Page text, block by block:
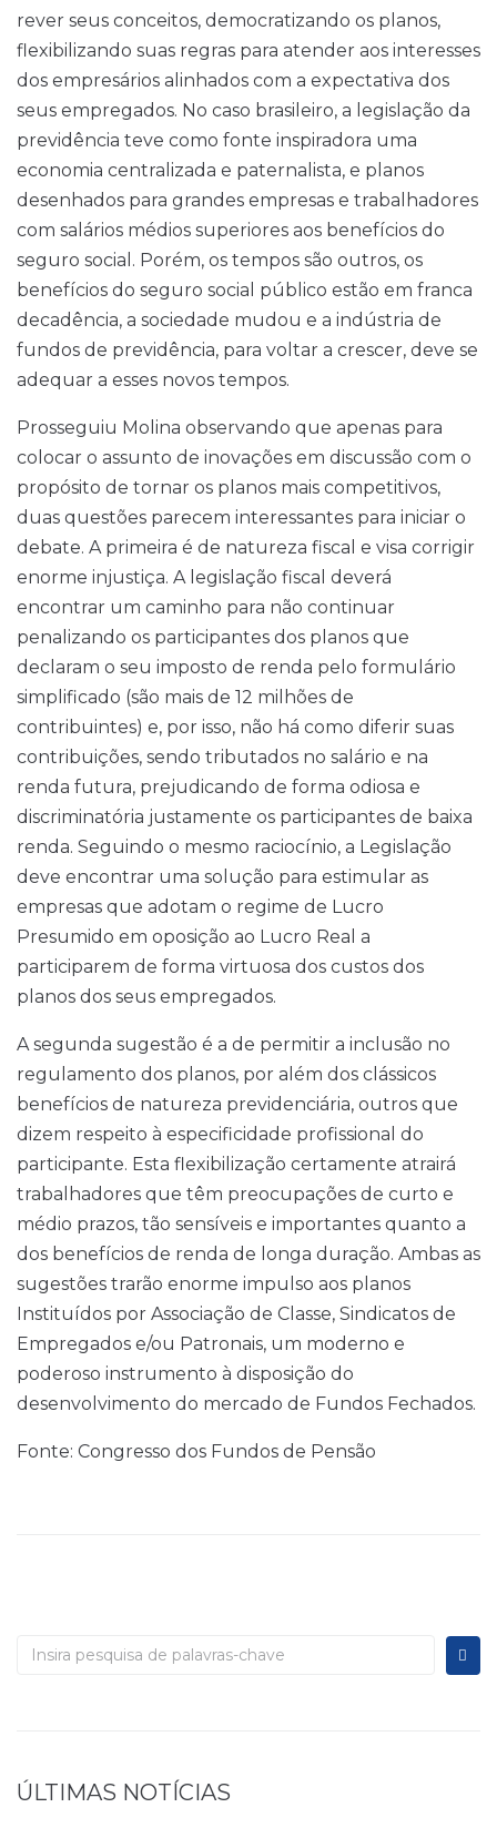
rever seus conceitos, democratizando os planos,
flexibilizando suas regras para atender aos interesses
dos empresários alinhados com a expectativa dos
seus empregados. No caso brasileiro, a legislação da
previdência teve como fonte inspiradora uma
economia centralizada e paternalista, e planos
desenhados para grandes empresas e trabalhadores
com salários médios superiores aos benefícios do
seguro social. Porém, os tempos são outros, os
benefícios do seguro social público estão em franca
decadência, a sociedade mudou e a indústria de
fundos de previdência, para voltar a crescer, deve se
adequar a esses novos tempos.
Prosseguiu Molina observando que apenas para
colocar o assunto de inovações em discussão com o
propósito de tornar os planos mais competitivos,
duas questões parecem interessantes para iniciar o
debate. A primeira é de natureza fiscal e visa corrigir
enorme injustiça. A legislação fiscal deverá
encontrar um caminho para não continuar
penalizando os participantes dos planos que
declaram o seu imposto de renda pelo formulário
simplificado (são mais de 12 milhões de
contribuintes) e, por isso, não há como diferir suas
contribuições, sendo tributados no salário e na
renda futura, prejudicando de forma odiosa e
discriminatória justamente os participantes de baixa
renda. Seguindo o mesmo raciocínio, a Legislação
deve encontrar uma solução para estimular as
empresas que adotam o regime de Lucro
Presumido em oposição ao Lucro Real a
participarem de forma virtuosa dos custos dos
planos dos seus empregados.
A segunda sugestão é a de permitir a inclusão no
regulamento dos planos, por além dos clássicos
benefícios de natureza previdenciária, outros que
dizem respeito à especificidade profissional do
participante. Esta flexibilização certamente atrairá
trabalhadores que têm preocupações de curto e
médio prazos, tão sensíveis e importantes quanto a
dos benefícios de renda de longa duração. Ambas as
sugestões trarão enorme impulso aos planos
Instituídos por Associação de Classe, Sindicatos de
Empregados e/ou Patronais, um moderno e
poderoso instrumento à disposição do
desenvolvimento do mercado de Fundos Fechados.
Fonte: Congresso dos Fundos de Pensão
ÚLTIMAS NOTÍCIAS